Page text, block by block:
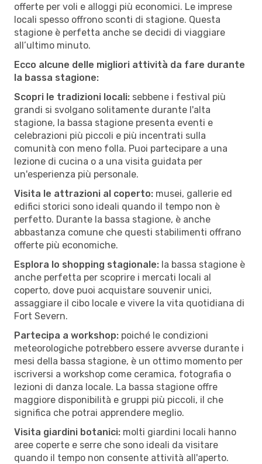
offerte per voli e alloggi più economici. Le imprese
locali spesso offrono sconti di stagione. Questa
stagione è perfetta anche se decidi di viaggiare
all’ultimo minuto.
Ecco alcune delle migliori attività da fare durante
la bassa stagione:
Scopri le tradizioni locali: sebbene i festival più
grandi si svolgano solitamente durante l'alta
stagione, la bassa stagione presenta eventi e
celebrazioni più piccoli e più incentrati sulla
comunità con meno folla. Puoi partecipare a una
lezione di cucina o a una visita guidata per
un'esperienza più personale.
Visita le attrazioni al coperto: musei, gallerie ed
edifici storici sono ideali quando il tempo non è
perfetto. Durante la bassa stagione, è anche
abbastanza comune che questi stabilimenti offrano
offerte più economiche.
Esplora lo shopping stagionale: la bassa stagione è
anche perfetta per scoprire i mercati locali al
coperto, dove puoi acquistare souvenir unici,
assaggiare il cibo locale e vivere la vita quotidiana di
Fort Severn.
Partecipa a workshop: poiché le condizioni
meteorologiche potrebbero essere avverse durante i
mesi della bassa stagione, è un ottimo momento per
iscriversi a workshop come ceramica, fotografia o
lezioni di danza locale. La bassa stagione offre
maggiore disponibilità e gruppi più piccoli, il che
significa che potrai apprendere meglio.
Visita giardini botanici: molti giardini locali hanno
aree coperte e serre che sono ideali da visitare
quando il tempo non consente attività all'aperto.